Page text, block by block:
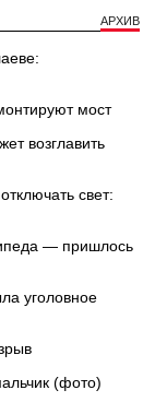
АРХИВ
мост
возглавить
свет:
— пришлось
уголовное
(фото)